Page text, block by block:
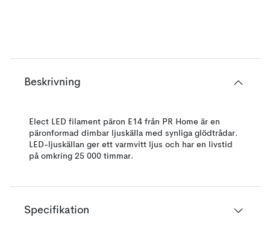
Beskrivning
Elect LED filament päron E14 från PR Home är en
päronformad dimbar ljuskälla med synliga glödtrådar.
LED-ljuskällan ger ett varmvitt ljus och har en livstid
på omkring 25 000 timmar.
Specifikation